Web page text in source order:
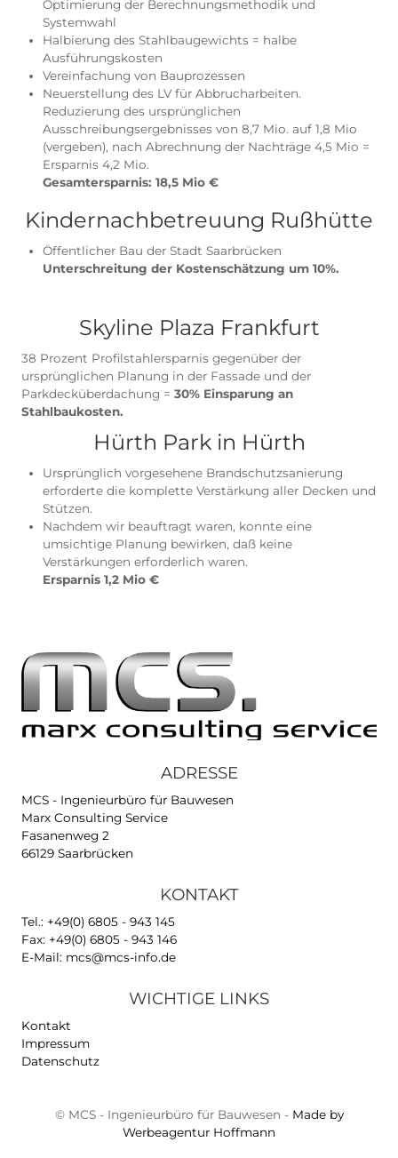
Potentiale finden
überall
Wir zeigen Ihnen, wie
Projektkosten sparen
Bei vielen Projekten gelang es uns, eine
So konnten wir Kostenschätzungen in der Regel
unterschreiten, wie in der Auswahl der
zu sehen ist.
Marien-Carré
Gelungene Reduzierung der Massenvordersätze
diversen LV-Positionen durch kluge
Reduzierung von 4,6 Mio auf 3,2 Mio im Rohbau
Europagalerie
Einsparung 14 Mio. Euro im Tragwerk durch
Optimierung der Berechnungsmethodik und
Systemwahl
Ausführungskosten
Vereinfachung von Bauprozessen
Neuerstellung des LV für Abbrucharbeiten.
Reduzierung des ursprünglichen
(vergeben), nach Abrechnung der Nachträge
Gesamtersparnis: 18,5 Mio €
Öffentlicher Bau der Stadt Saarbrücken
Unterschreitung der Kostenschätzung um
Skyline Plaza